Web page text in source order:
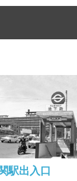
駅出入口